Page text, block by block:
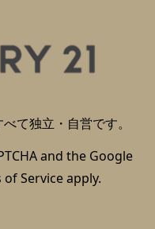
て独立・自営です。
and the Google
of Serviceapply.